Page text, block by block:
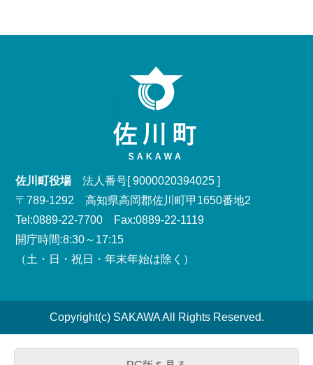
佐川町役場法人番号[ 9000020394025 ]
〒789-1292 高知県高岡郡佐川町甲1650番地2
Tel:0889-22-7700 Fax:0889-22-1119
開庁時間:8:30～17:15
（土・日・祝日・年末年始は除く）
Copyright(c) SAKAWA All Rights Reserved.